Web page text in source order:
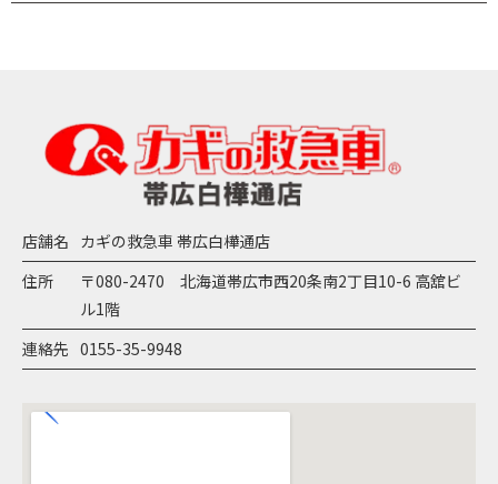
店舗名 カギの救急車 帯広白樺通店
住所
〒080-2470 北海道帯広市西20条南2丁目10-6 高舘ビ
ル1階
連絡先 0155-35-9948